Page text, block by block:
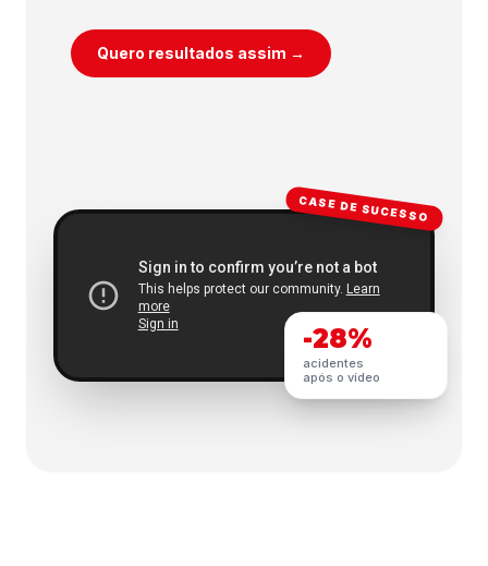
CASE DE SUCESSO
-28%
acidentes
após o vídeo
Quero resultados assim →